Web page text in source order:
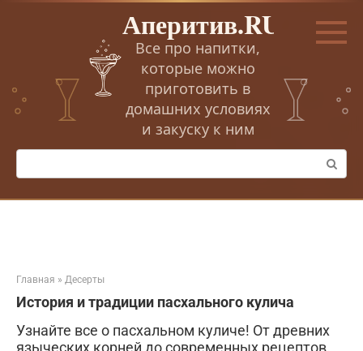
Перейти
Аперитив.RU
Все про напитки,
которые можно
приготовить в
домашних условиях
и закуску к ним
Поиск:
Главная » Десерты
История и традиции пасхального кулича
Узнайте все о пасхальном куличе! От древних
языческих корней до современных рецептов.